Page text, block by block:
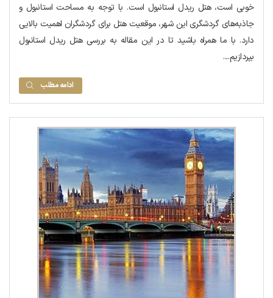
خوبی است، هتل ریدل استانبول است. با توجه به مساحت استانبول و
جاذبه‌های گردشگری این شهر، موقعیت هتل برای گردشگران اهمیت بالایی
دارد. با ما همراه باشید تا در این مقاله به بررسی هتل ریدل استانبول
بپردازیم....
ادامه مطلب